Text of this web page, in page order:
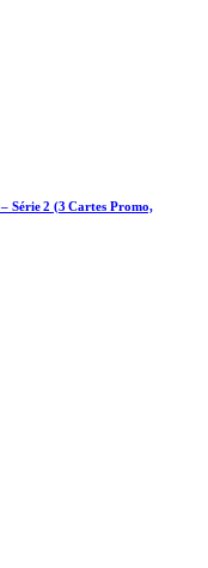
Série 2 (3 Cartes Promo,